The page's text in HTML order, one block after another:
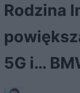
Rodzina
5G i…